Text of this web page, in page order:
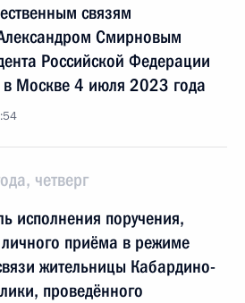
связям
Смирновым
Российской Федерации
в Москве 4 июля 2023 года
четверг
исполнения поручения,
приёма в режиме
жительницы Кабардино-
проведённого